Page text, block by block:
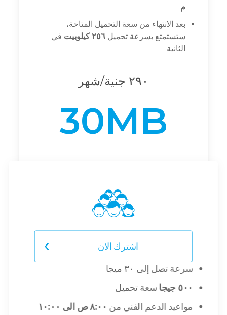
30MB
٢٩٠ جنية/شهر
م
بعد الانتهاء من سعة التحميل المتاحة،
ستستمتع بسرعة تحميل ٢٥٦ كيلوبيت
في
الثانية
Your landline no.
سرعة تصل إلى ٣٠ ميجا
٥٠٠ جيجا
سعة تحميل
مواعيد الدعم الفني من
٨:٠٠ ص الى ١٠:٠٠
اشترك الان
Your mobile no.